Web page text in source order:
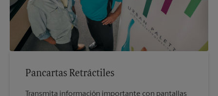
Pancartas Retráctiles
Transmita información importante con pantallas